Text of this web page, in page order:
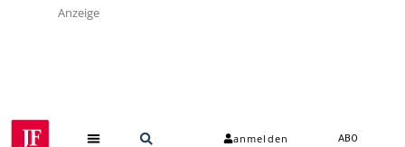
Anzeige
anmelden ABO